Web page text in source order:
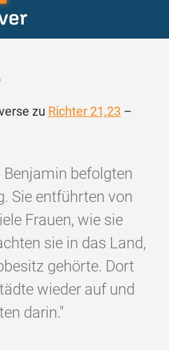
zu Richter 21,23 –
Benjamin befolgten
Sie entführten von
Frauen, wie sie
sie in das Land,
gehörte. Dort
wieder auf und
darin."